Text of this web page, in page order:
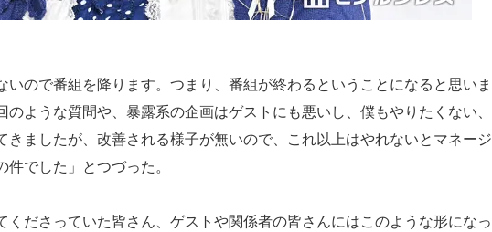
いので番組を降ります。つまり、番組が終わるということになると思いま
ような質問や、暴露系の企画はゲストにも悪いし、僕もやりたくない、
きましたが、改善される様子が無いので、これ以上はやれないとマネージ
でした」とつづった。
くださっていた皆さん、ゲストや関係者の皆さんにはこのような形になっ